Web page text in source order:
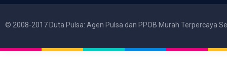
© 2008-2017 Duta Pulsa: Agen Pulsa dan PPOB Murah Terpercaya